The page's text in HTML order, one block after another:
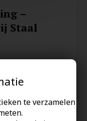
te verzamelen
–
Staal